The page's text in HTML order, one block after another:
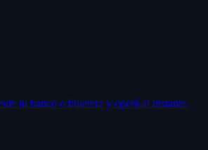
tu banco o billetera y operá al instante.